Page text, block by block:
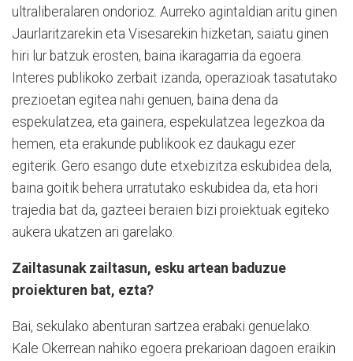
ultraliberalaren ondorioz. Aurreko agintaldian aritu ginen
Jaurlaritzarekin eta Visesarekin hizketan, saiatu ginen
hiri lur batzuk erosten, baina ikaragarria da egoera.
Interes publikoko zerbait izanda, operazioak tasatutako
prezioetan egitea nahi genuen, baina dena da
espekulatzea, eta gainera, espekulatzea legezkoa da
hemen, eta erakunde publikook ez daukagu ezer
egiterik. Gero esango dute etxebizitza eskubidea dela,
baina goitik behera urratutako eskubidea da, eta hori
trajedia bat da, gazteei beraien bizi proiektuak egiteko
aukera ukatzen ari garelako.
Zailtasunak zailtasun, esku artean baduzue
proiekturen bat, ezta?
Bai, sekulako abenturan sartzea erabaki genuelako.
Kale Okerrean nahiko egoera prekarioan dagoen eraikin